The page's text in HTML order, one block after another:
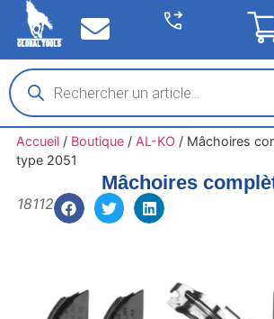
Accueil/ Boutique/ AL-KO / Mâchoires
type 2051
Mâchoires
18112